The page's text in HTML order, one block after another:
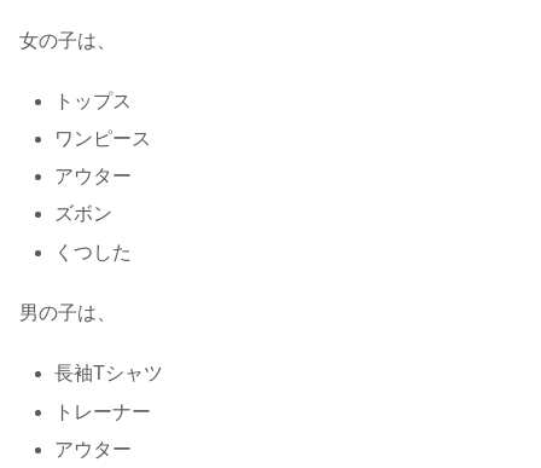
女の子は、
トップス
ワンピース
アウター
ズボン
くつした
男の子は、
長袖Tシャツ
トレーナー
アウター